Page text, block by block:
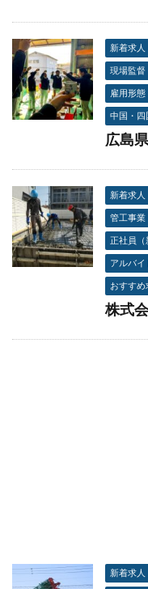
新着求人
現場監督
雇用形態
中国・四
広島
新着求人
管工事業
正社員（
アルバイ
おすすめ
株式
新着求人